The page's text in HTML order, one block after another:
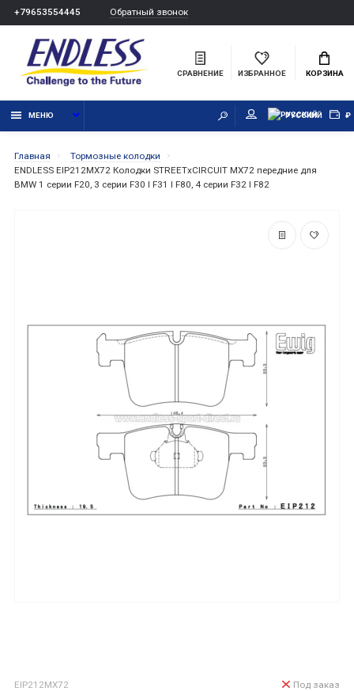
+79653554445 Обратный звонок
СРАВНЕНИЕ ИЗБРАННОЕ КОРЗИНА
МЕНЮ РУССКИЙ ₽
Главная
Тормозные колодки
ENDLESS EIP212MX72 Колодки STREETxCIRCUIT MX72 передние для
BMW 1 серии F20, 3 серии F30 I F31 I F80, 4 серии F32 I F82
EIP212MX72 Под заказ